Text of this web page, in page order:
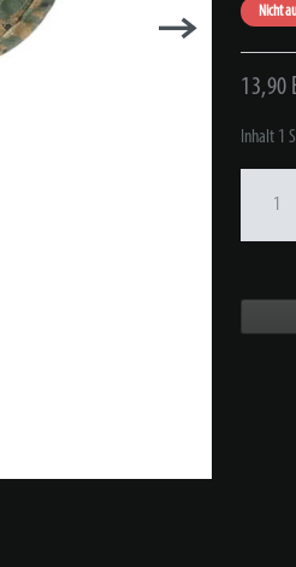
Nicht
13,90
Inhalt 1